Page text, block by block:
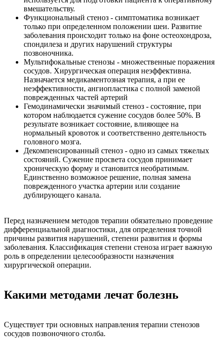
вмешательству.
Функциональный стеноз - симптоматика возникает
только при определенном положении шеи. Развитие
заболевания происходит только на фоне остеохондроза,
спондилеза и других нарушений структуры
позвоночника.
Мультифокальные стенозы - множественные поражения
сосудов. Хирургическая операция неэффективна.
Назначается медикаментозная терапия, а при ее
неэффективности, ангиопластика с полной заменой
поврежденных частей артерий
Гемодинамически значимый стеноз - состояние, при
котором наблюдается сужение сосудов более 50%. В
результате возникает состояние, влияющее на
нормальный кровоток и соответственно деятельность
головного мозга.
Декомпенсированный стеноз - одно из самых тяжелых
состояний. Сужение просвета сосудов принимает
хроническую форму и становится необратимым.
Единственно возможное решение, полная замена
поврежденного участка артерии или создание
дублирующего канала.
Перед назначением методов терапии обязательно проведение
дифференциальной диагностики, для определения точной
причины развития нарушений, степени развития и формы
заболевания. Классификация степени стеноза играет важную
роль в определении целесообразности назначения
хирургической операции.
Какими методами лечат болезнь
Существует три основных направления терапии стенозов
сосудов позвоночного столба.